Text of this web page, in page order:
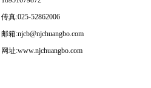
传真:025-52862006
邮箱:njcb@njchuangbo.com
网址:www.njchuangbo.com